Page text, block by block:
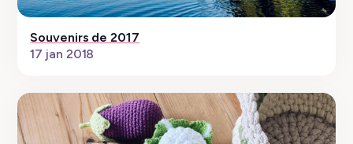
Souvenirs de 2017
17 jan 2018